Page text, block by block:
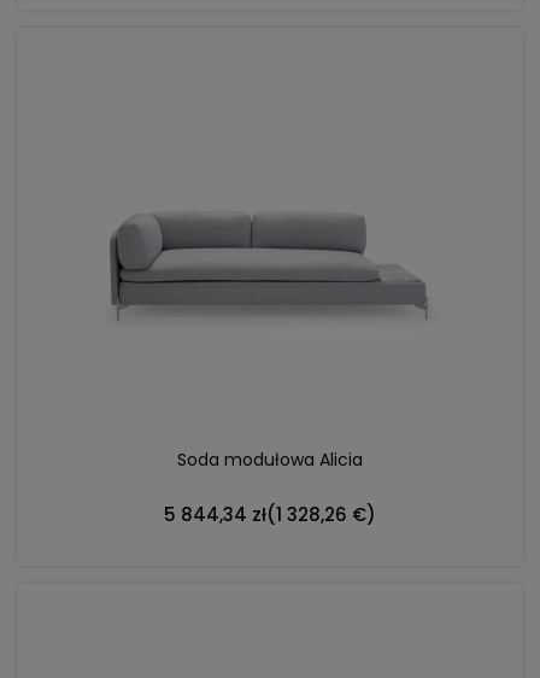
Soda modułowa Alicia
5 844,34 zł(1 328,26 €)
DO KOSZYKA